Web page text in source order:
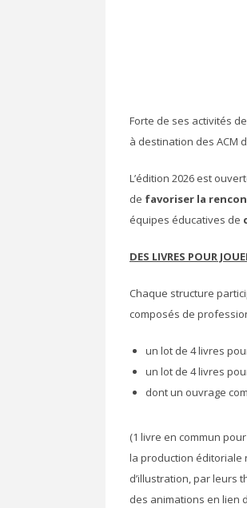
Forte de ses activités
à destination des ACM
L’édition 2026 est
de favoriser la
équipes éducatives de
DES LIVRES POUR
Chaque structure
composés de
un lot de 4 livres
un lot de 4 livres
dont un ouvrage
(1 livre en commun
la production éditoriale
d’illustration, par leurs
des animations en lien